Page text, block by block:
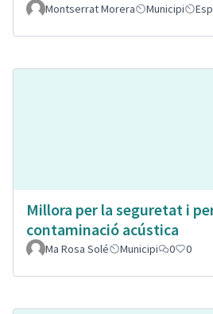
Montserrat Morera
Municipi
Millora per la seguretat i
contaminació acústica
Ma Rosa Solé Municipi 0 0